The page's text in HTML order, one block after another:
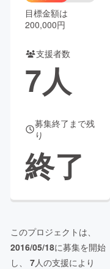
コミュニティ
目標金額は
200,000円
支援者数
7人
募集終了まで残
り
終了
このプロジェクトは、
2016/05/18に募集を開始
し、 7人の支援により